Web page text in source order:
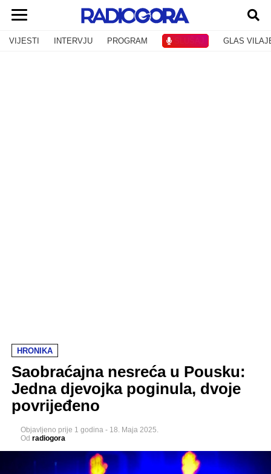
VIJESTI INTERVJU PROGRAM SLUŠAJ GLAS
HRONIKA
Saobraćajna nesreća u Pousku:
Jedna djevojka poginula, dvoje
povrijeđeno
Objavljeno prije 1 godina - 18. Maja 2025.
Od radiogora